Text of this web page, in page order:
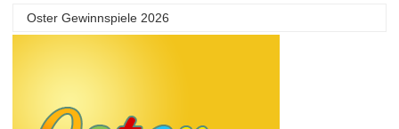
Oster Gewinnspiele 2026